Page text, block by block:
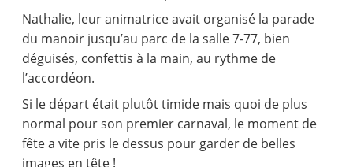
Nathalie, leur animatrice avait organisé la parade
du manoir jusqu’au parc de la salle 7-77, bien
déguisés, confettis à la main, au rythme de
l’accordéon.
Si le départ était plutôt timide mais quoi de plus
normal pour son premier carnaval, le moment de
fête a vite pris le dessus pour garder de belles
images en tête !